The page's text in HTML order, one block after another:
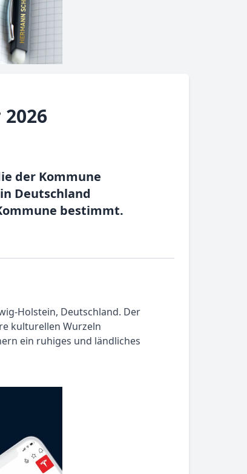
der Kommune
Deutschland
bestimmt.
Holstein, Deutschland. Der
kulturellen Wurzeln
ein ruhiges und ländliches